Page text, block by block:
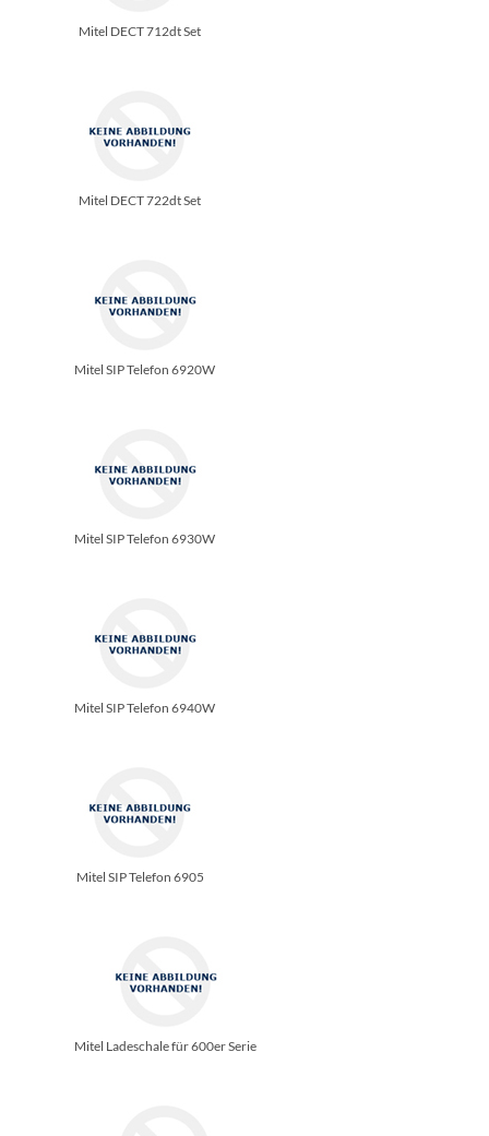
Mitel DECT 712dt Set
Mitel DECT 722dt Set
Mitel SIP Telefon 6920W
Mitel SIP Telefon 6930W
Mitel SIP Telefon 6940W
Mitel SIP Telefon 6905
Mitel Ladeschale für 600er Serie